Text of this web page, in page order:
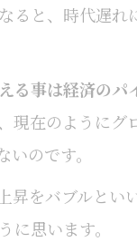
ると、時代遅れ
る事は経済のパ
現在のようにグ
のです。
昇をバブルとい
思います。